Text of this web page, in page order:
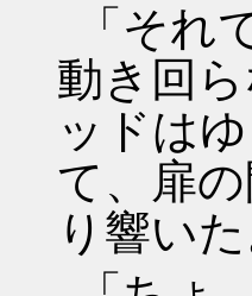
「そ
動き回
ッドは
て、扉
り響いた